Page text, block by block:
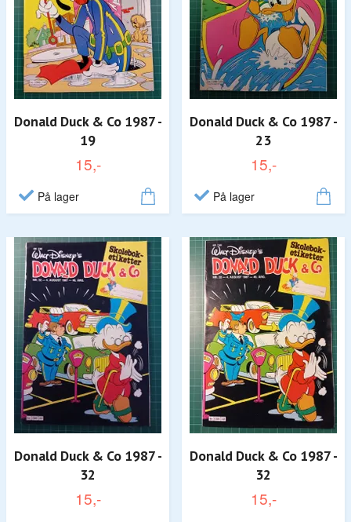
Donald Duck & Co 1987 -
19
15,-
På lager
Donald Duck & Co 1987 -
23
15,-
På lager
Donald Duck & Co 1987 -
32
15,-
Donald Duck & Co 1987 -
32
15,-